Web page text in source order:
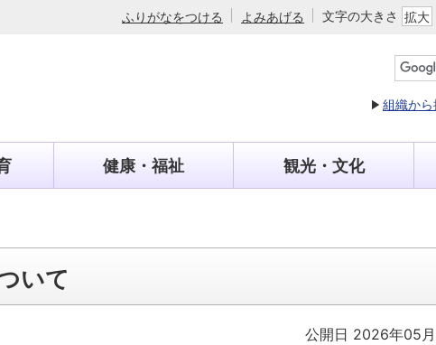
ふりがなをつける よみあげる 文字の大きさ 拡大
組織か
健康・福祉 観光・文化
いて
公開日 2026年05